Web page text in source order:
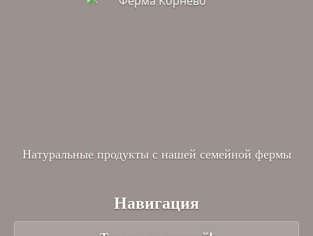
Натуральные продукты с нашей семейной фермы
Навигация